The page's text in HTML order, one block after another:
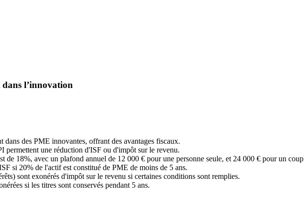
l’innovation
dans des PME innovantes, offrant des avantages fiscaux.
permettent une réduction d'ISF ou d'impôt sur le revenu.
de 18%, avec un plafond annuel de 12 000 € pour une personne seule, et 24 000 € pour un
si 20% de l'actif est constitué de PME de moins de 5 ans.
sont exonérés d'impôt sur le revenu si certaines conditions sont remplies.
si les titres sont conservés pendant 5 ans.